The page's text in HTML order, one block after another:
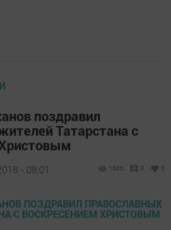
поздравил
Татарстана с
- 08:01 1605 0 0